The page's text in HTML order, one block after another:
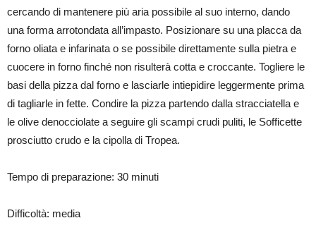
cercando di mantenere più aria possibile al suo interno, dando
una forma arrotondata all’impasto. Posizionare su una placca da
forno oliata e infarinata o se possibile direttamente sulla pietra e
cuocere in forno finché non risulterà cotta e croccante. Togliere le
basi della pizza dal forno e lasciarle intiepidire leggermente prima
di tagliarle in fette. Condire la pizza partendo dalla stracciatella e
le olive denocciolate a seguire gli scampi crudi puliti, le Sofficette
prosciutto crudo e la cipolla di Tropea.
Tempo di preparazione: 30 minuti
Difficoltà: media